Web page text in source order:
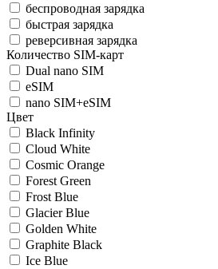
беспроводная зарядка
быстрая зарядка
реверсивная зарядка
Количество SIM-карт
Dual nano SIM
eSIM
nano SIM+eSIM
Цвет
Black Infinity
Cloud White
Cosmic Orange
Forest Green
Frost Blue
Glacier Blue
Golden White
Graphite Black
Ice Blue